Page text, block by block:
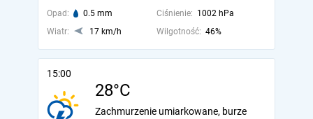
Opad: 0.5 mm Ciśnienie: 1002 hPa
Wiatr:
17 km/h Wilgotność: 46%
15:00
28°C
Zachmurzenie umiarkowane, burze